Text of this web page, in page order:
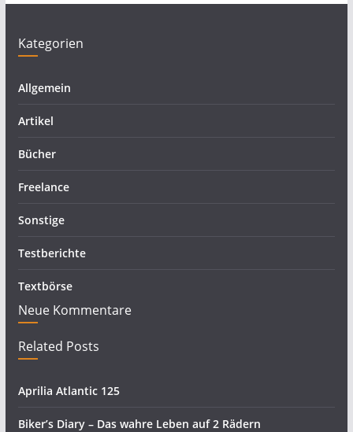
Kategorien
Allgemein
Artikel
Bücher
Freelance
Sonstige
Testberichte
Textbörse
Neue Kommentare
Related Posts
Aprilia Atlantic 125
Biker’s Diary – Das wahre Leben auf 2 Rädern